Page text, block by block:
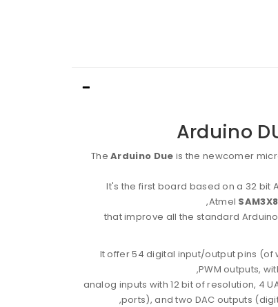
Arduino
TheArduino Due is the newcomer
It's the first board based on a 32 bit
Atmel
that improve all the standard
It offer 54 digital input/output pins (of
PWM outputs,
12 analog inputs with 12 bit of resolution, 4
ports), and two DAC outputs